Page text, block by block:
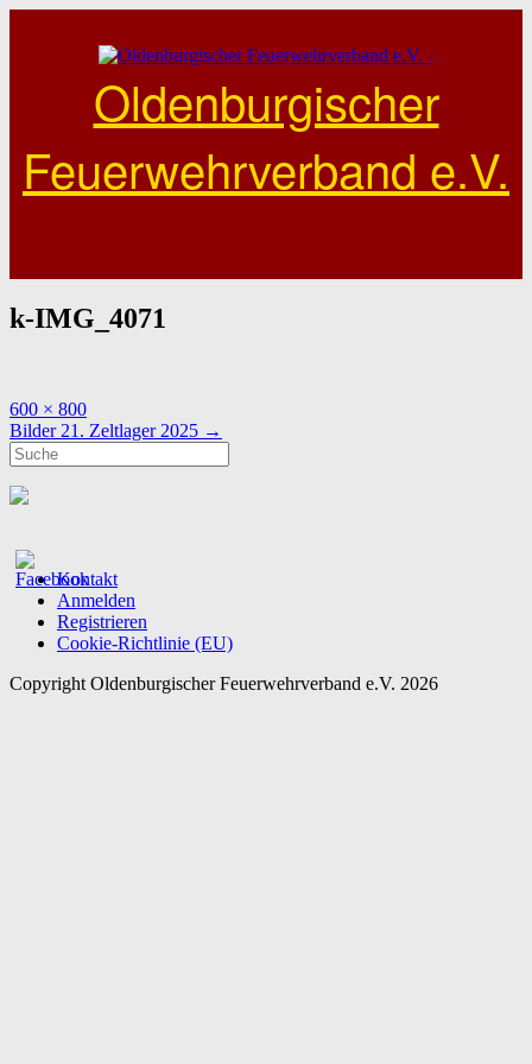
Oldenburgischer
Feuerwehrverband e.V.
k-IMG_4071
Full
size
600 × 800
Post
navigation
Bilder 21. Zeltlager 2025 →
Kontakt
Anmelden
Registrieren
Cookie-Richtlinie (EU)
Copyright Oldenburgischer Feuerwehrverband e.V. 2026